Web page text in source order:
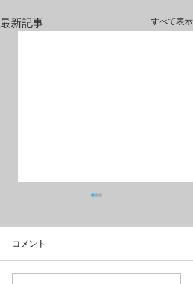
最新記事 すべて表示
コメント